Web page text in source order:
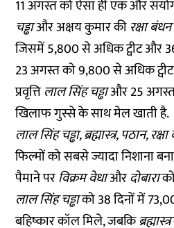
11 अगस्त को ऐसा ही एक और
चड्ढाऔर अक्षय कुमार कीरक्षा बंधन
जिसमें 5,800 से अधिक ट्वीट और
23 अगस्त को 9,800 से अधिक
प्रवृत्तिलाल सिंह चड्ढाऔर 25 अगस्त
खिलाफ गुस्से के साथ मेल खाती है.
लाल सिंह चड्ढा, ब्रह्मास्त्र, पठान,
फिल्मों को सबसे ज्यादा निशाना
पैमाने परविक्रम वेधाऔरदोबारा
लाल सिंह चड्ढाको 38 दिनों में
बहिष्कार कॉल मिले, जबकिब्रह्मास्त्र